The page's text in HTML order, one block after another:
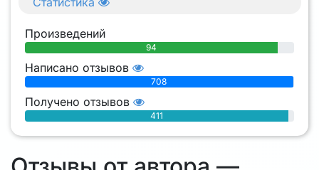
Произведений
94
Написано отзывов
708
Получено отзывов
411